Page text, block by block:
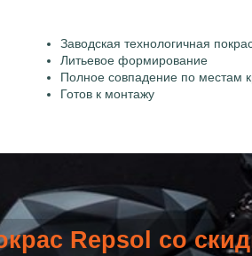
Заводская технологичная
Литьевое формирование
Полное совпадение по местам
Готов к монтажу
Repsol со